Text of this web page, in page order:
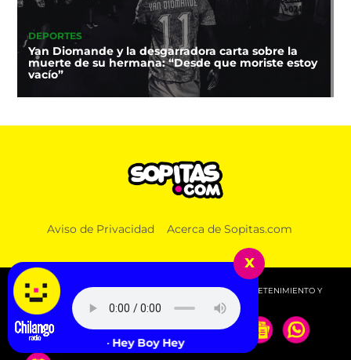
DEPORTES
Yan Diomande y la desgarradora carta sobre la
muerte de su hermana: “Desde que moriste estoy
vacío”
Aviso de Privacidad Acerca de Sopitas.com
© 2026 SOPITAS.COM - MÚSICA, NOTICIAS, DEPORTES, ENTRETENIMIENTO Y
MÁS!.
x
Brothers - Hey Boy Hey Girl